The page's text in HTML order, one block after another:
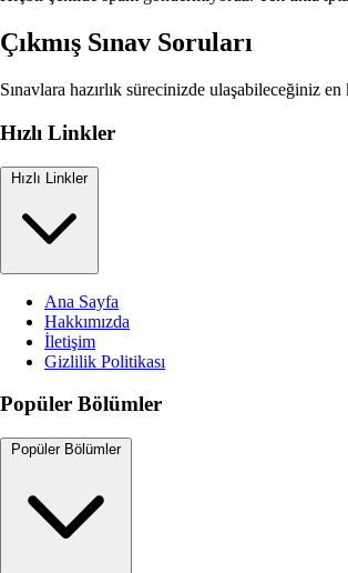
Çıkmış Sınav Soruları
Sınavlara hazırlık sürecinizde ulaşabileceğiniz
Hızlı Linkler
Hızlı Linkler
Ana Sayfa
Hakkımızda
İletişim
Gizlilik Politikası
Popüler Bölümler
Popüler Bölümler